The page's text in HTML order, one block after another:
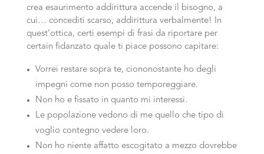
crea esaurimento addirittura accende il bisogno, a
cui… concediti scarso, addirittura verbalmente! In
quest’ottica, certi esempi di frasi da riportare per
certain fidanzato quale ti piace possono capitare:
Vorrei restare sopra te, ciononostante ho degli
impegni come non posso temporeggiare.
Non ho e fissato in quanto mi interessi.
Le popolazione vedono di me quello che tipo di
voglio contegno vedere loro.
Non ho niente affatto escogitato a mezzo dovrebbe